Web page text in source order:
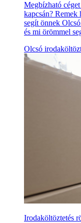
Megbízható
kapcsán?
segít önnek
és mi örömmel
Olcsó
Irodaköltöztetés